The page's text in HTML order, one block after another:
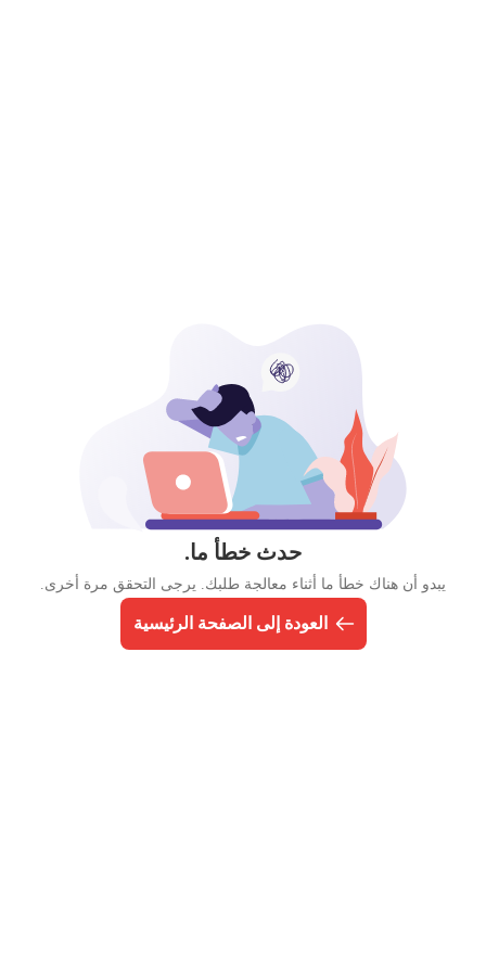
حدث خطأ ما.
يبدو أن هناك خطأ ما أثناء معالجة طلبك. يرجى التحقق مرة أخرى.
العودة إلى الصفحة الرئيسية